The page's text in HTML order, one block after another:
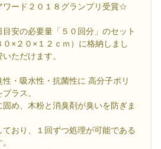
ード２０１８グランプリ受賞☆
目安の必要量「５０回分」のセット
×２０×１２ｃｍ）に格納しまし
ただけます。
性・吸水性・抗菌性に 高分子ポリ
ラス。
固め、木粉と消臭剤が臭いを防ぎま
ており、１回ずつ処理が可能である